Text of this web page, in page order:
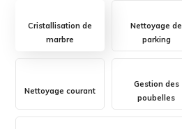
Cristallisation de
marbre
Nettoyage de
parking
Nettoyage courant
Gestion des
poubelles